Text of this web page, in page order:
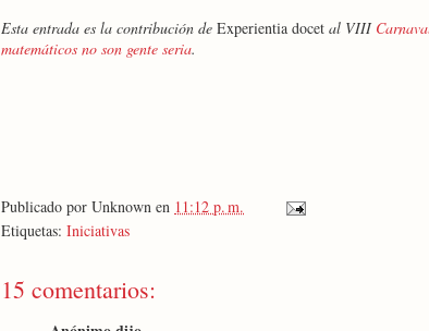
Esta entrada es la contribución de Experientia docet al VIII
matemáticos no son gente seria.
Publicado por Unknown en 11:12 p. m.
Etiquetas: Iniciativas
15 comentarios: